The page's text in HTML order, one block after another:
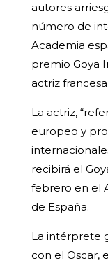
autores
número de
Academia
premio Goya
actriz
La actriz,
europeo y
recibirá el
febrero en el
de España.
La intérprete
con el Oscar,